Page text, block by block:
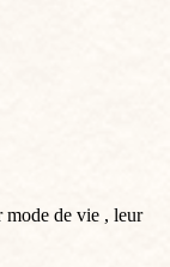
mode de vie , leur